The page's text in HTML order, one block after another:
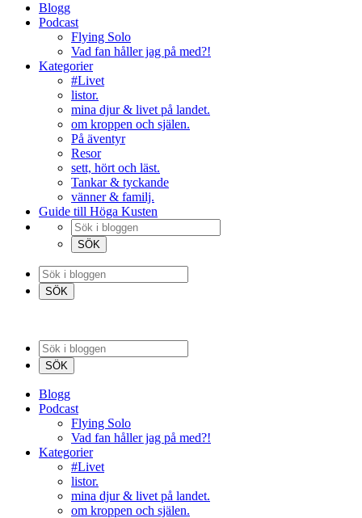
Blogg
Podcast
Flying Solo
Vad fan håller jag på med?!
Kategorier
#Livet
listor.
mina djur & livet på landet.
om kroppen och själen.
På äventyr
Resor
sett, hört och läst.
Tankar & tyckande
vänner & familj.
Guide till Höga Kusten
Blogg
Podcast
Flying Solo
Vad fan håller jag på med?!
Kategorier
#Livet
listor.
mina djur & livet på landet.
om kroppen och själen.